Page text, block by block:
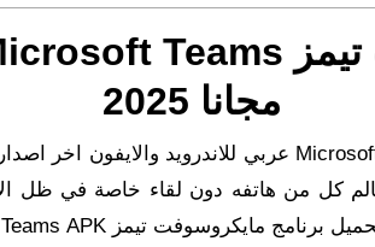
مجانا 2025
كل من هاتفه دون لقاء خاصة في ظل